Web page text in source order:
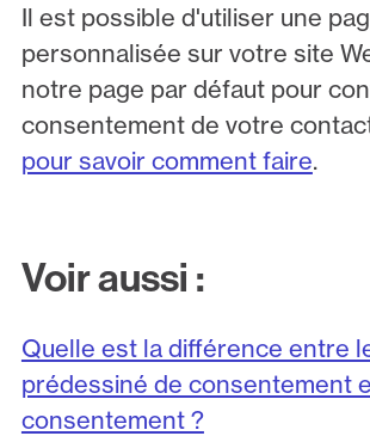
Il est possible d'utiliser une
personnalisée sur votre site
notre page par défaut pour
consentement de votre
pour savoir comment faire.
Voir aussi :
Quelle est la différence entre
prédessiné de consentement
consentement ?